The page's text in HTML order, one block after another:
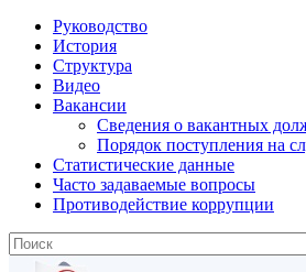
Руководство
История
Структура
Видео
Вакансии
Сведения о вакантных
Порядок поступления на
Статистические данные
Часто задаваемые вопросы
Противодействие коррупции